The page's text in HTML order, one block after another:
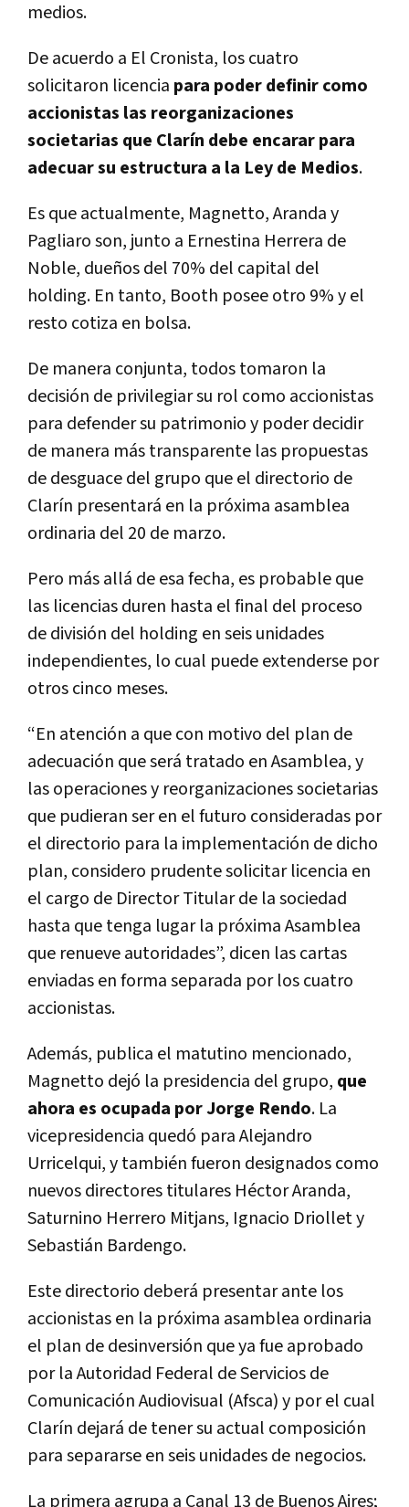
medios.
De acuerdo a El Cronista, los cuatro
solicitaron licencia para poder definir como
accionistas las reorganizaciones
societarias que Clarín debe encarar para
adecuar su estructura a la Ley de Medios.
Es que actualmente, Magnetto, Aranda y
Pagliaro son, junto a Ernestina Herrera de
Noble, dueños del 70% del capital del
holding. En tanto, Booth posee otro 9% y el
resto cotiza en bolsa.
De manera conjunta, todos tomaron la
decisión de privilegiar su rol como accionistas
para defender su patrimonio y poder decidir
de manera más transparente las propuestas
de desguace del grupo que el directorio de
Clarín presentará en la próxima asamblea
ordinaria del 20 de marzo.
Pero más allá de esa fecha, es probable que
las licencias duren hasta el final del proceso
de división del holding en seis unidades
independientes, lo cual puede extenderse por
otros cinco meses.
“En atención a que con motivo del plan de
adecuación que será tratado en Asamblea, y
las operaciones y reorganizaciones societarias
que pudieran ser en el futuro consideradas por
el directorio para la implementación de dicho
plan, considero prudente solicitar licencia en
el cargo de Director Titular de la sociedad
hasta que tenga lugar la próxima Asamblea
que renueve autoridades”, dicen las cartas
enviadas en forma separada por los cuatro
accionistas.
Además, publica el matutino mencionado,
Magnetto dejó la presidencia del grupo, que
ahora es ocupada por Jorge Rendo. La
vicepresidencia quedó para Alejandro
Urricelqui, y también fueron designados como
nuevos directores titulares Héctor Aranda,
Saturnino Herrero Mitjans, Ignacio Driollet y
Sebastián Bardengo.
Este directorio deberá presentar ante los
accionistas en la próxima asamblea ordinaria
el plan de desinversión que ya fue aprobado
por la Autoridad Federal de Servicios de
Comunicación Audiovisual (Afsca) y por el cual
Clarín dejará de tener su actual composición
para separarse en seis unidades de negocios.
La primera agrupa a Canal 13 de Buenos Aires;